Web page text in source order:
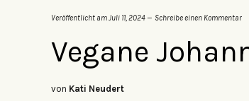
Veröffentlicht amJuli 11, 2024 Schreibe einen Kommentar
Vegane
von Kati Neudert